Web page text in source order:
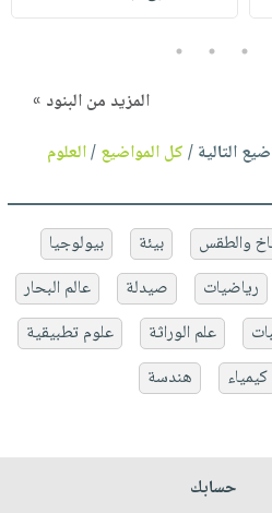
3
4
5
المزيد من البنود »
التالية /كل المواضيع/العلوم
والطقس بيئة
بيولوجيا
رياضيات صيدلة
عالم البحار
علم الوراثة
علوم تطبيقية
كيمياء هندسة
حسابك